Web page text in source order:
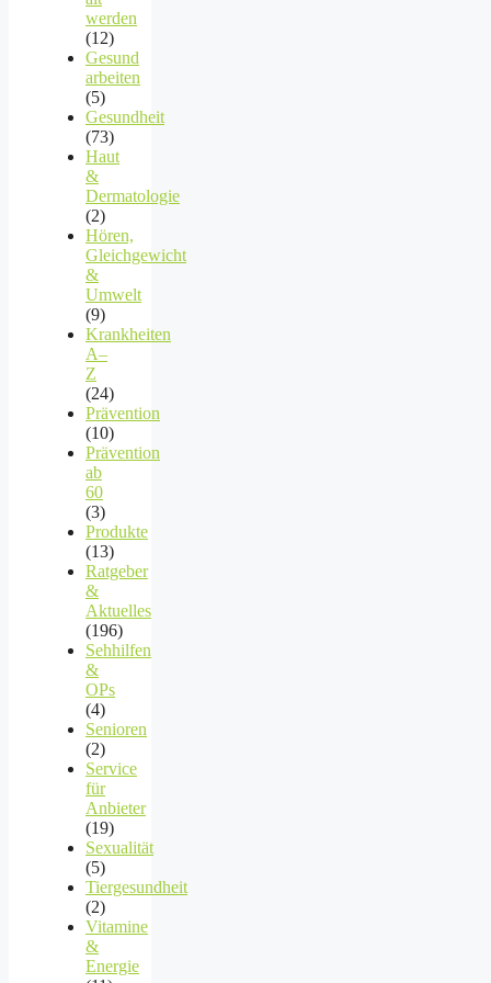
werden
(12)
Gesund
arbeiten
(5)
Gesundheit
(73)
Haut
&
Dermatologie
(2)
Hören,
Gleichgewicht
&
Umwelt
(9)
Krankheiten
A–
Z
(24)
Prävention
(10)
Prävention
ab
60
(3)
Produkte
(13)
Ratgeber
&
Aktuelles
(196)
Sehhilfen
&
OPs
(4)
Senioren
(2)
Service
für
Anbieter
(19)
Sexualität
(5)
Tiergesundheit
(2)
Vitamine
&
Energie